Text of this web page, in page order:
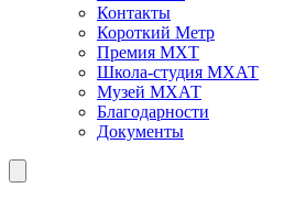
Контакты
Короткий Метр
Премия МХТ
Школа-студия МХАТ
Музей МХАТ
Благодарности
Документы